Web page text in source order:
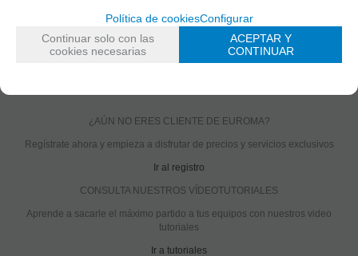
Valorar
¿AÚN NO ERES CLIENTE DE EUROMA?
Regístrate ahora y empieza a disfrutar de precios y servicios exclusivos
Ir al registro
CONSULTA NUESTROS VÍDEOTUTORIALES
Aprende a sacarle el máximo partido a tus equipos con nuestros video
tutoriales
Ir a tutoriales
Política de cookiesConfigurar
Continuar solo con las
cookies necesarias
ACEPTAR Y
CONTINUAR